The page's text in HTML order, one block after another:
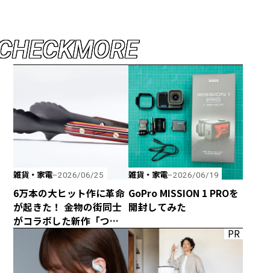
HECKMORE
雑貨・家電 2026/06/25
6万本の大ヒット作に革命
が起きた！ 金物の街同士
がコラボした新作「つか
みのトング」が登場！
雑貨・家電 2026/06/19
GoPro MISSION 1 PROを
開封してみた
PR